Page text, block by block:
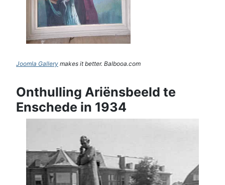
Joomla Gallery makes it better. Balbooa.com
Onthulling Ariënsbeeld te
Enschede in 1934